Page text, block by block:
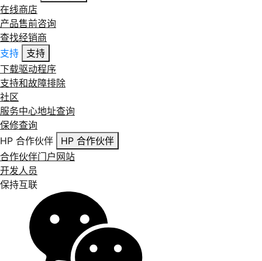
在线商店
产品售前咨询
查找经销商
支持
支持
下载驱动程序
支持和故障排除
社区
服务中心地址查询
保修查询
HP 合作伙伴
HP 合作伙伴
合作伙伴门户网站
开发人员
保持互联